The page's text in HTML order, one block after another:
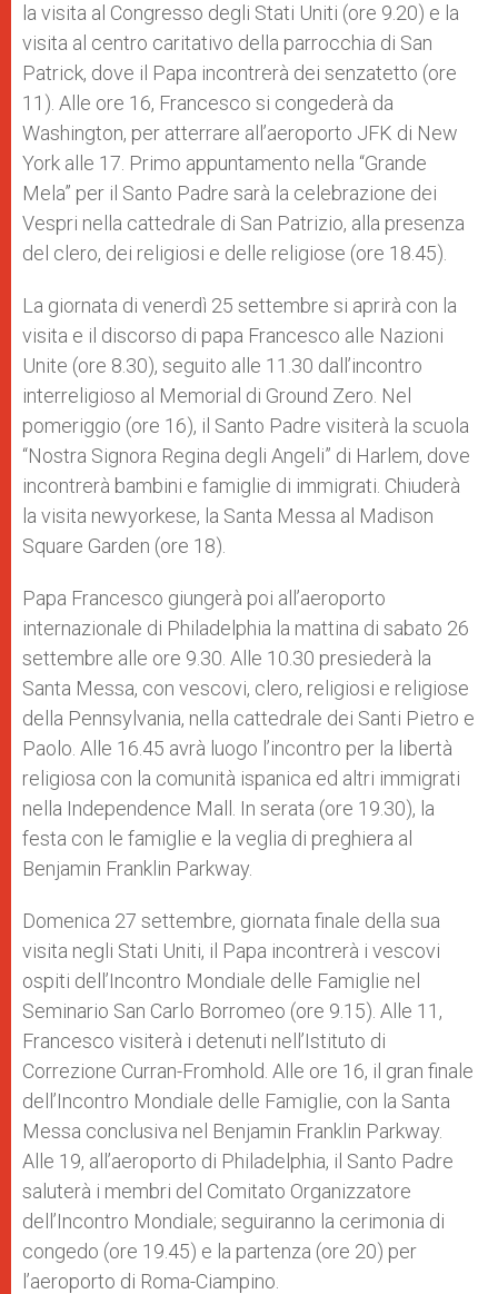
la visita al Congresso degli Stati Uniti (ore 9.20) e la
visita al centro caritativo della parrocchia di San
Patrick, dove il Papa incontrerà dei senzatetto (ore
11). Alle ore 16, Francesco si congederà da
Washington, per atterrare all’aeroporto JFK di New
York alle 17. Primo appuntamento nella “Grande
Mela” per il Santo Padre sarà la celebrazione dei
Vespri nella cattedrale di San Patrizio, alla presenza
del clero, dei religiosi e delle religiose (ore 18.45).
La giornata di venerdì 25 settembre si aprirà con la
visita e il discorso di papa Francesco alle Nazioni
Unite (ore 8.30), seguito alle 11.30 dall’incontro
interreligioso al Memorial di Ground Zero. Nel
pomeriggio (ore 16), il Santo Padre visiterà la scuola
“Nostra Signora Regina degli Angeli” di Harlem, dove
incontrerà bambini e famiglie di immigrati. Chiuderà
la visita newyorkese, la Santa Messa al Madison
Square Garden (ore 18).
Papa Francesco giungerà poi all’aeroporto
internazionale di Philadelphia la mattina di sabato 26
settembre alle ore 9.30. Alle 10.30 presiederà la
Santa Messa, con vescovi, clero, religiosi e religiose
della Pennsylvania, nella cattedrale dei Santi Pietro e
Paolo. Alle 16.45 avrà luogo l’incontro per la libertà
religiosa con la comunità ispanica ed altri immigrati
nella Independence Mall. In serata (ore 19.30), la
festa con le famiglie e la veglia di preghiera al
Benjamin Franklin Parkway.
Domenica 27 settembre, giornata finale della sua
visita negli Stati Uniti, il Papa incontrerà i vescovi
ospiti dell’Incontro Mondiale delle Famiglie nel
Seminario San Carlo Borromeo (ore 9.15). Alle 11,
Francesco visiterà i detenuti nell’Istituto di
Correzione Curran-Fromhold. Alle ore 16, il gran finale
dell’Incontro Mondiale delle Famiglie, con la Santa
Messa conclusiva nel Benjamin Franklin Parkway.
Alle 19, all’aeroporto di Philadelphia, il Santo Padre
saluterà i membri del Comitato Organizzatore
dell’Incontro Mondiale; seguiranno la cerimonia di
congedo (ore 19.45) e la partenza (ore 20) per
l’aeroporto di Roma-Ciampino.